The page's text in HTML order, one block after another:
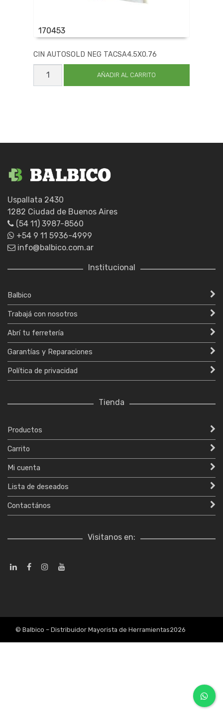
170453
CIN AUTOSOLD NEG TACSA4.5X0.76
CIN
AUTOSOLD
AÑADIR AL CARRITO
Uspallata 2430
1282 Ciudad de Buenos Aires
(54 11) 3987-8560
+54 9 11 5936-4999
info@balbico.com.ar
Institucional
Balbico
Trabajá con nosotros
Abrí tu ferretería
Garantías y Reparaciones
Política de privacidad
Tienda
Productos
Carrito
Mi cuenta
Lista de deseados
Contactános
Visitanos en:
© Balbico – Distribuidor Mayorista de Herramientas2026